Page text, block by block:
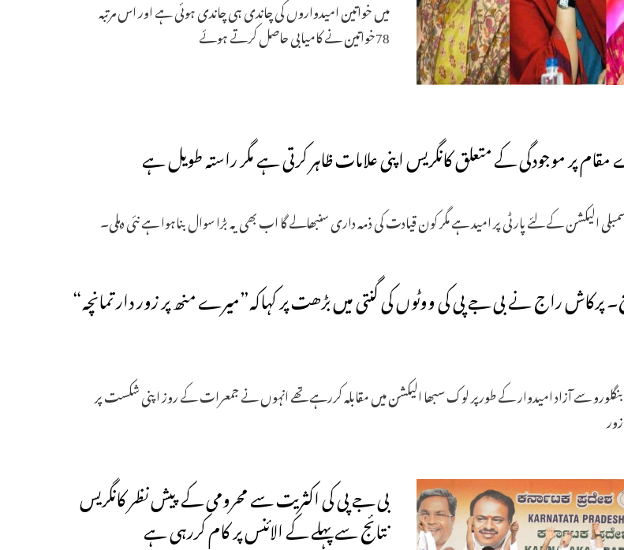
میں خواتین امیدواروں کی چاندی ہی چاندی ہوئی ہے اور اس مرتبہ
78خواتین نے کامیابی حاصل کرتے ہوئے
پر موجودگی کے متعلق کانگریس اپنی علامات ظاہر کرتی ہے مگر راستہ طویل ہے
الیکشن کے لئے پارٹی پر امید ہے مگر کون قیادت کی ذمہ داری سنبھالے گا اب بھی یہ بڑا سوال بناہوا ہے نئی دہلی۔
پرکاش راج نے بی جے پی کی ووٹوں کی گنتی میں بڑھت پر کہاکہ”میرے منھ پر زور دار تمانچہ“
بنگلورو سے آزاد امیدوار کے طورپر لوک سبھا الیکشن میں مقابلہ کررہے تھے انہوں نے جمعرات کے روز اپنی شکست پر
بی جے پی کی اکثریت سے محرومی کے پیش نظر کانگریس
نتائج سے پہلے کے الائنس پر کام کررہی ہے